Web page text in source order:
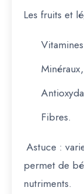
Les fruits et
Vitamines
Minéraux,
Fibres.
Astuce :
permet de
nutriments.